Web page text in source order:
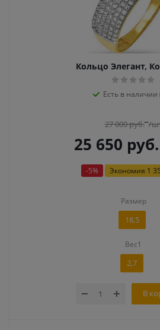
Кольцо Элегант,
Есть в наличии
27 000руб. /
25 650 руб.
-5% Экономия 1
Размер
18,5
Вес1
2,7
В